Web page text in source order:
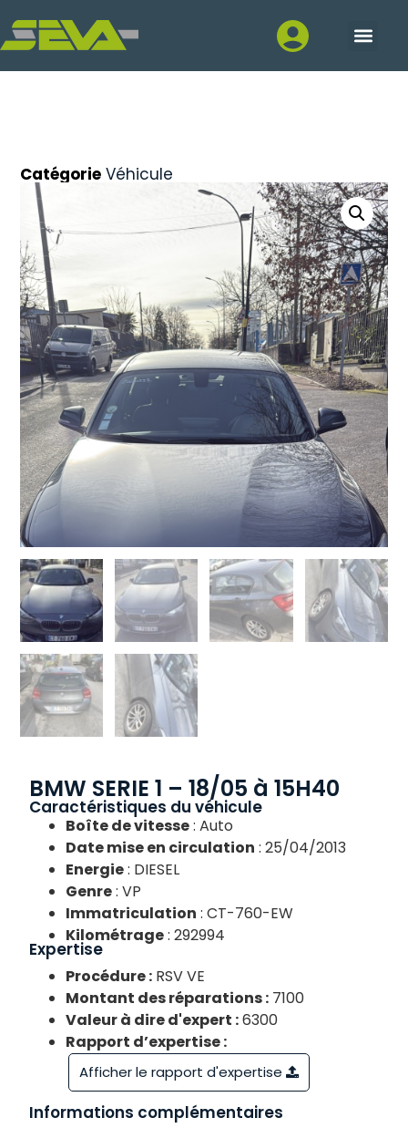
Catégorie Véhicule
BMW SERIE 1 – 18/05 à 15H40
Caractéristiques du véhicule
Boîte de vitesse: Auto
Date mise en circulation : 25/04/2013
Energie: DIESEL
Genre: VP
Immatriculation : CT-760-EW
Kilométrage: 292994
Expertise
Procédure : RSV VE
Montant des réparations : 7100
Valeur à dire d'expert :6300
Rapport d’expertise :
Afficher le rapport d'expertise
Informations complémentaires